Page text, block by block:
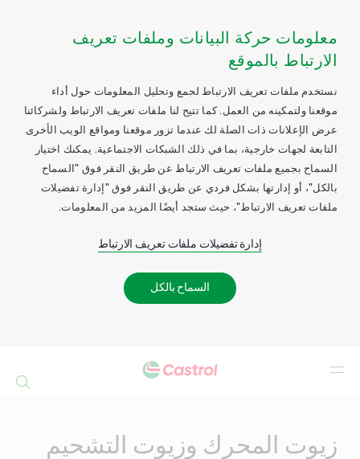
معلومات حركة البيانات وملفات تعريف
الارتباط بالموقع
نستخدم ملفات تعريف الارتباط لجمع وتحليل المعلومات حول أداء
موقعنا ولتمكينه من العمل. كما تتيح لنا ملفات تعريف الارتباط ولشركائنا
عرض الإعلانات ذات الصلة لك عندما تزور موقعنا ومواقع الويب الأخرى
التابعة لجهات خارجية، بما في ذلك الشبكات الاجتماعية. يمكنك اختيار
السماح بجميع ملفات تعريف الارتباط عن طريق النقر فوق "السماح
بالكل"، أو إدارتها بشكل فردي عن طريق النقر فوق "إدارة تفضيلات
ملفات تعريف الارتباط"، حيث ستجد أيضًا المزيد من المعلومات.
إدارة تفضيلات ملفات تعريف الارتباط
السماح بالكل
زيوت المحرك وزيوت التشحيم